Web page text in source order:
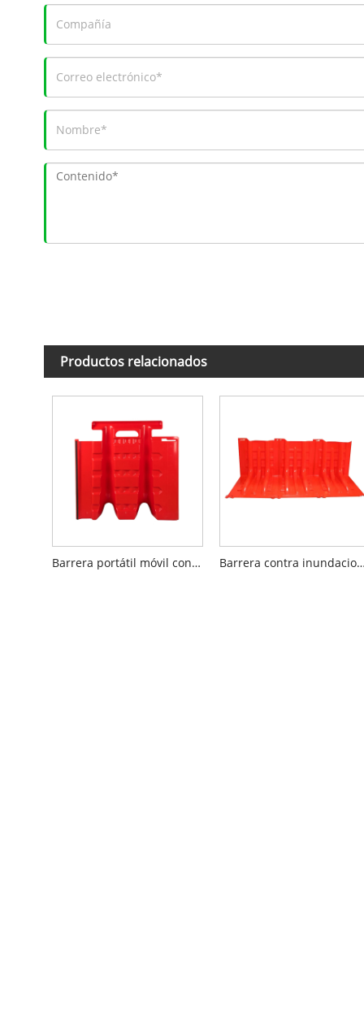
Productos relacionados
Barrera portátil móvil contra inundaciones de agua de ABS Barrera contra